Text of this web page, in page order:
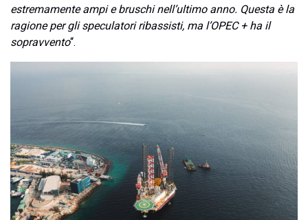
estremamente ampi e bruschi nell’ultimo anno. Questa è la
ragione per gli speculatori ribassisti, ma l’OPEC + ha il
sopravvento“.